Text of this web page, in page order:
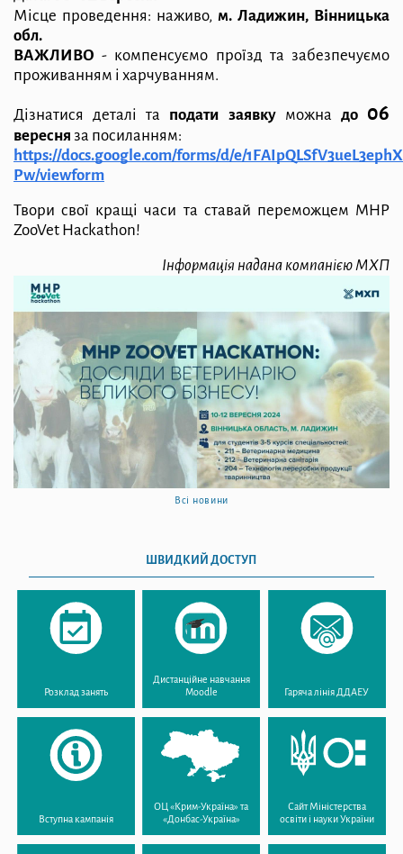
Місце проведення: наживо, м. Ладижин, Вінницька
обл.
ВАЖЛИВО- компенсуємо проїзд та забезпечуємо
проживанням і харчуванням.
Дізнатися деталі та подати заявку можна до 06
вересня за посиланням:
https://docs.google.com/forms/d/e/
Pw/viewform
Твори свої кращі часи та ставай переможцем MHP
ZooVet Hackathon!
Інформація надана компанією МХП
Всі новини
ШВИДКИЙ ДОСТУП
Розклад занять
Дистанційне навчання
Moodle
Гаряча лінія ДДАЕУ
Вступна кампанія
ОЦ «Крим-Україна» та
«Донбас-Україна»
Сайт Міністерства
освіти і науки України